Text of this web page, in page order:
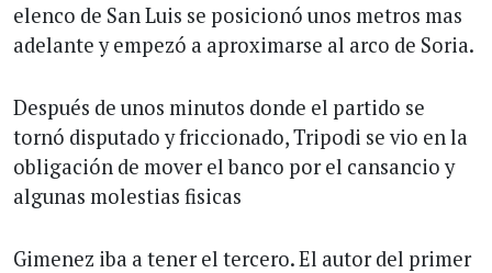
elenco de San Luis se posicionó unos metros mas
adelante y empezó a aproximarse al arco de Soria.
Después de unos minutos donde el partido se
tornó disputado y friccionado, Tripodi se vio en la
obligación de mover el banco por el cansancio y
algunas molestias fisicas
Gimenez iba a tener el tercero. El autor del primer